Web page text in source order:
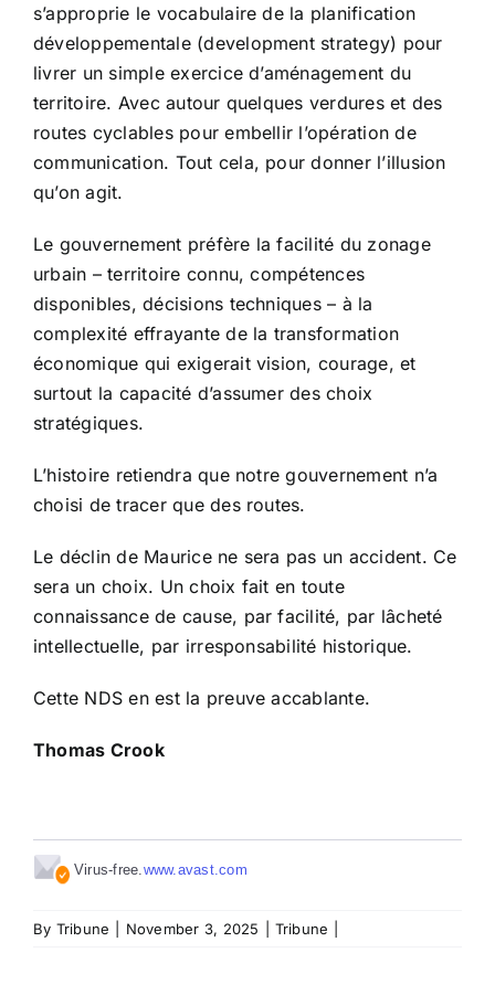
s’approprie le vocabulaire de la planification
développementale (development strategy) pour
livrer un simple exercice d’aménagement du
territoire. Avec autour quelques verdures et des
routes cyclables pour embellir l’opération de
communication. Tout cela, pour donner l’illusion
qu’on agit.
Le gouvernement préfère la facilité du zonage
urbain – territoire connu, compétences
disponibles, décisions techniques – à la
complexité effrayante de la transformation
économique qui exigerait vision, courage, et
surtout la capacité d’assumer des choix
stratégiques.
L’histoire retiendra que notre gouvernement n’a
choisi de tracer que des routes.
Le déclin de Maurice ne sera pas un accident. Ce
sera un choix. Un choix fait en toute
connaissance de cause, par facilité, par lâcheté
intellectuelle, par irresponsabilité historique.
Cette NDS en est la preuve accablante.
Thomas Crook
Virus-free. www.avast.com
By Tribune November 3, 2025 Tribune